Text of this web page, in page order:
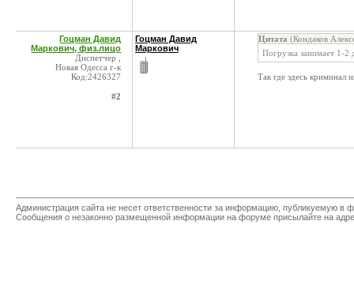
Гоцман Давид
Маркович, физ.лицо
Диспетчер ,
Новая Одесса г-к
Код:2426327
#2
Гоцман Давид
Маркович
Цитата (Кондаков
Погрузка занимает 1-2
Так где здесь
Администрация сайта не несет ответственности за информацию, публикуемую
Сообщения о незаконно размещенной информации на форуме присылайте на